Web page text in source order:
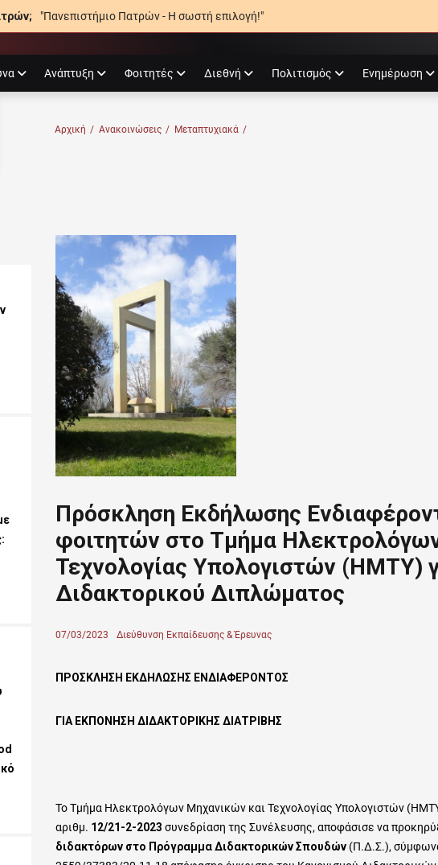
"Πανεπιστήμιο Πατρών - Η σωστή επιλογή!"
Ανάπτυξη Φοιτητές Διεθνή Πολιτισμός Ενημέρωση
ΠΑΤΡΏΝ
Αρχική / Ανακοινώσεις / Μεταπτυχιακά /
Πρόσκληση Εκδήλωσης
φοιτητών στο Τμήμα
Τεχνολογίας Υπολογιστών (ΗΜΤΥ)
Διδακτορικού Διπλώματος
Posted
07/03/2023 Author
Διεύθυνση Εκπαίδευσης & Έρευνας
ΠΡΟΣΚΛΗΣΗ ΕΚΔΗΛΩΣΗΣ ΕΝΔΙΑΦΕΡΟΝΤΟΣ
ΓΙΑ ΕΚΠΟΝΗΣΗ ΔΙΔΑΚΤΟΡΙΚΗΣ ΔΙΑΤΡΙΒΗΣ
Το Τμήμα Ηλεκτρολόγων Μηχανικών και Τεχνολογίας Υπολογιστών
αριθμ. 12/21-2-2023 συνεδρίαση της Συνέλευσης, αποφάσισε να
διδακτόρων στο Πρόγραμμα Διδακτορικών Σπουδών (Π.Δ.Σ.), σύμφωνα